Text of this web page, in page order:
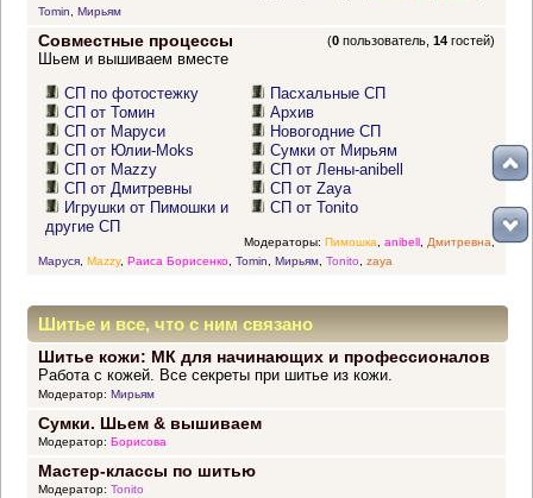
Tomin
Мирьям
Совместные процессы (0 пользователь,14 гостей)
Шьем и вышиваем вместе
СП по фотостежку
СП от Томин
СП от Маруси
СП от Юлии-Moks
СП от Mazzy
СП от Дмитревны
Игрушки от Пимошки и
другие СП
Пасхальные СП
Архив
Новогодние СП
Сумки от Мирьям
СП от Лены-anibell
СП от Zaya
СП от Tonito
Модераторы: Пимошка anibell, Дмитревна,
Маруся, Mazzy, Раиса Борисенко, Tomin Мирьям, Tonito zaya
Шитье и все, что с ним связано
Шитье кожи: МК для начинающих и профессионалов
Работа с кожей. Все секреты при шитье из кожи.
Модератор: Мирьям
Сумки. Шьем & вышиваем
Модератор: Борисова
Мастер-классы по шитью
Модератор: Tonito